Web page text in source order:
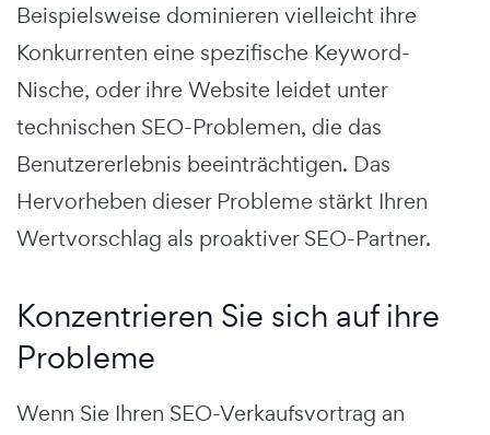
Beispielsweise dominieren vielleicht ihre
Konkurrenten eine spezifische Keyword-
Nische, oder ihre Website leidet unter
technischen SEO-Problemen, die das
Benutzererlebnis beeinträchtigen. Das
Hervorheben dieser Probleme stärkt Ihren
Wertvorschlag als proaktiver SEO-Partner.
Konzentrieren Sie sich auf ihre
Probleme
Wenn Sie Ihren SEO-Verkaufsvortrag an